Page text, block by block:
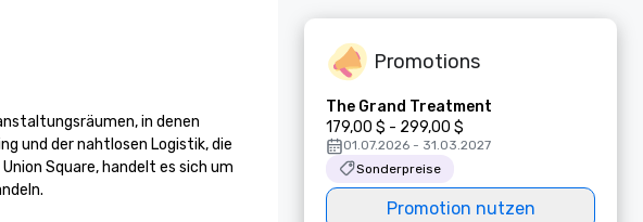
in denen
und der nahtlosen Logistik, die
Square, handelt es sich um
Promotions
The Grand Treatment
179,00 $ - 299,00 $
01.07.2026 - 31.03.2027
Sonderpreise
Promotion nutzen